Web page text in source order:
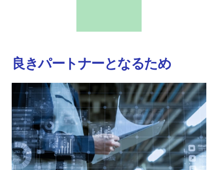
良きパートナーとなるため